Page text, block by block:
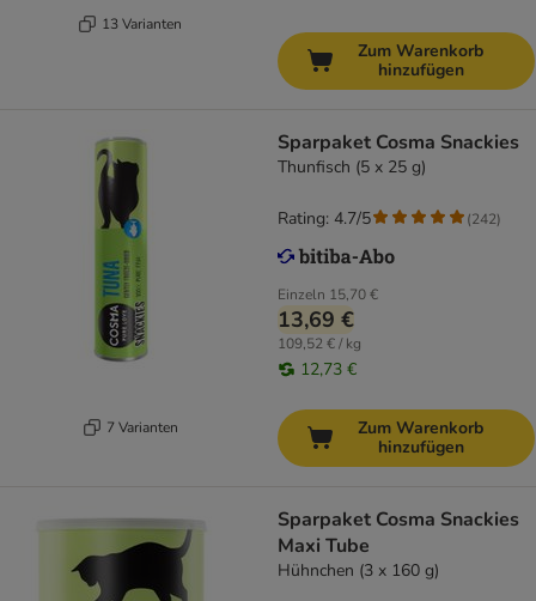
13 Varianten
Zum Warenkorb
hinzufügen
7 Varianten
Sparpaket Cosma Snackies
Thunfisch (5 x 25 g)
Einzeln 15,70 €
13,69 €
109,52 € / kg
12,73 €
Rating: 4.7/5 (242)
Zum Warenkorb
hinzufügen
Sparpaket Cosma Snackies
Maxi Tube
Hühnchen (3 x 160 g)